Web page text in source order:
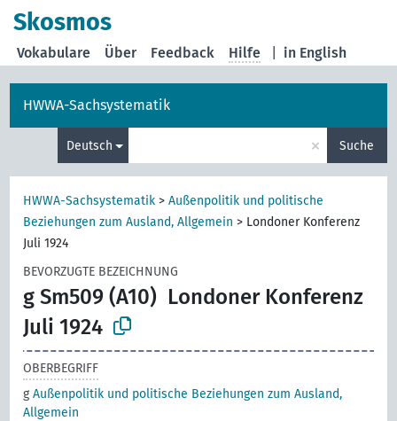
Skosmos
in English
Vokabulare Über Feedback Hilfe
HWWA-Sachsystematik
Deutsch × Suche
HWWA-Sachsystematik >Außenpolitik und politische
Beziehungen zum Ausland, Allgemein > Londoner Konferenz
Juli 1924
BEVORZUGTE BEZEICHNUNG
g Sm509 (A10) Londoner Konferenz
Juli 1924
OBERBEGRIFF
gAußenpolitik und politische Beziehungen zum Ausland,
Allgemein